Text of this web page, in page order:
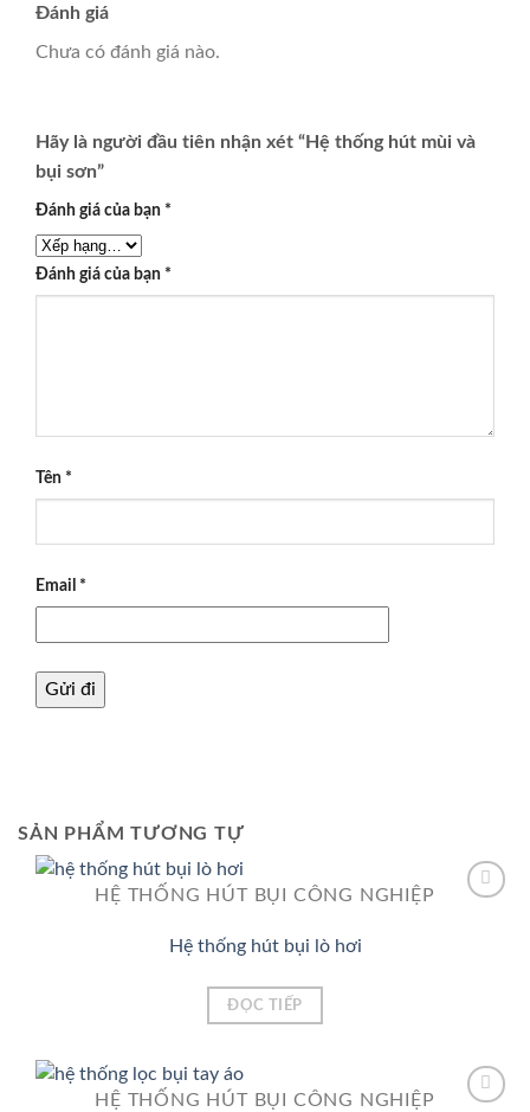
Đánh giá
Chưa có đánh giá nào.
Hãy là người đầu tiên nhận xét “Hệ thống hút mùi và
bụi sơn”
Đánh giá của bạn *
Đánh giá của bạn *
Tên *
Email *
SẢN PHẨM TƯƠNG TỰ
HỆ THỐNG HÚT BỤI CÔNG NGHIỆP
Hệ thống hút bụi lò hơi
ĐỌC TIẾP
HỆ THỐNG HÚT BỤI CÔNG NGHIỆP